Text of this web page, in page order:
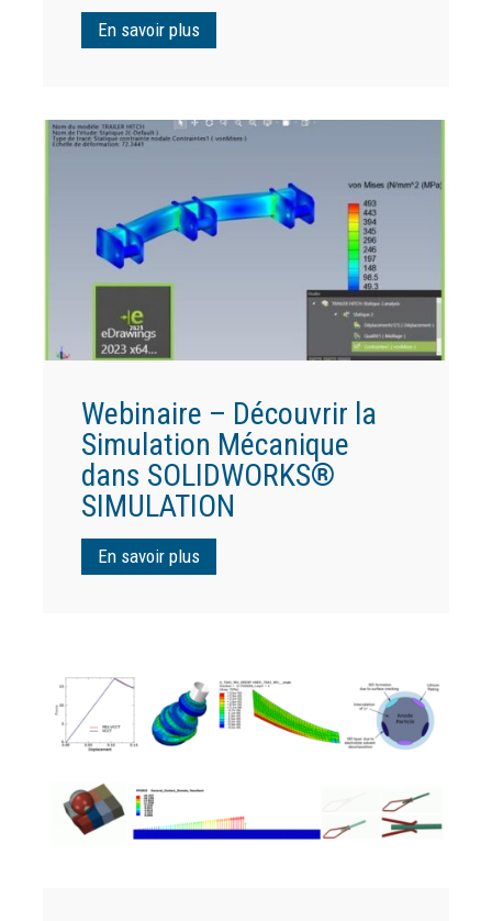
En savoir plus
Webinaire – Découvrir la
Simulation Mécanique
dans SOLIDWORKS®
SIMULATION
En savoir plus